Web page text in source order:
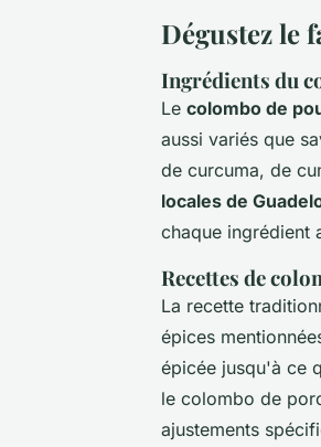
Dégustez le
Ingrédients du
Le colombo de
aussi variés que
de curcuma, de
locales de
chaque ingrédient
Recettes de
La recette
épices
épicée jusqu'à ce
le colombo de
ajustements